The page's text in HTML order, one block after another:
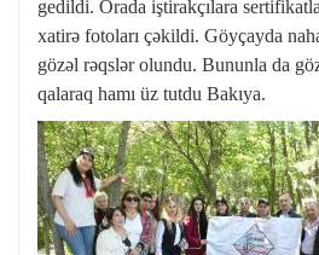
gedildi. Orada iştirakçılara
xatirə fotoları çəkildi. Göyçayda
gözəl rəqslər olundu. Bununla da
qalaraq hamı üz tutdu Bakıya.